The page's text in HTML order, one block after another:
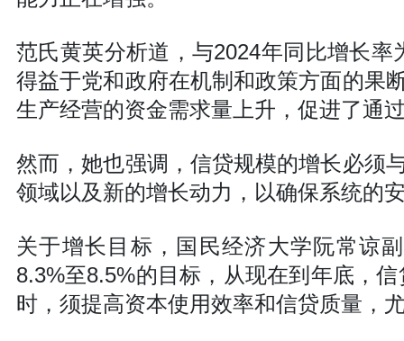
范氏黄英分析道，与2024年同比增长
得益于党和政府在机制和政策方面的果
生产经营的资金需求量上升，促进了通
然而，她也强调，信贷规模的增长必须
领域以及新的增长动力，以确保系统的
关于增长目标，国民经济大学阮常谅
8.3%至8.5%的目标，从现在到年底，
时，须提高资本使用效率和信贷质量，